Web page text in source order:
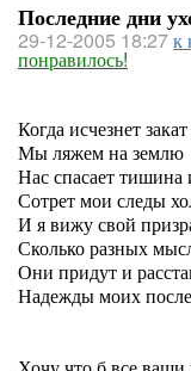
Последние дни
29-12-2005 18:27к
понравилось!
Когда исчезнет закат
Мы ляжем на землю
Нас спасает тишина
Сотрет мои следы
И я вижу свой
Сколько разных
Они придут и
Надежды моих